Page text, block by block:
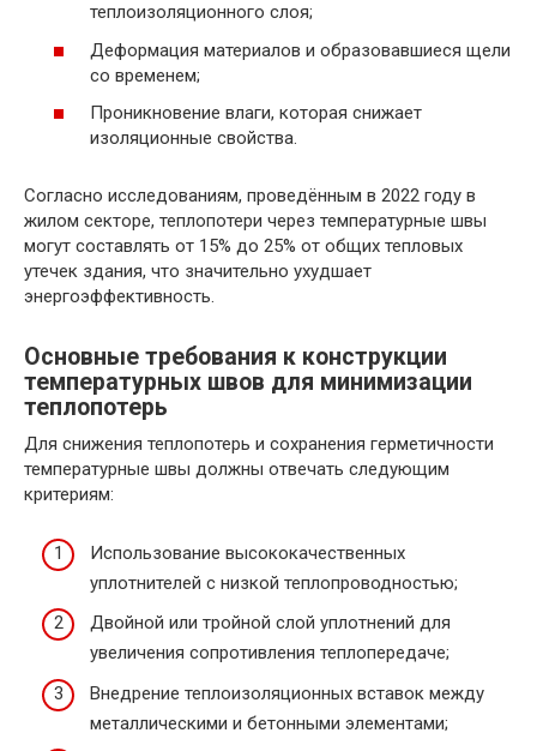
теплоизоляционного слоя;
Деформация материалов и образовавшиеся щели
со временем;
Проникновение влаги, которая снижает
изоляционные свойства.
Согласно исследованиям, проведённым в 2022 году в
жилом секторе, теплопотери через температурные швы
могут составлять от 15% до 25% от общих тепловых
утечек здания, что значительно ухудшает
энергоэффективность.
Основные требования к конструкции
температурных швов для минимизации
теплопотерь
Для снижения теплопотерь и сохранения герметичности
температурные швы должны отвечать следующим
критериям:
Использование высококачественных
уплотнителей с низкой теплопроводностью;
Двойной или тройной слой уплотнений для
увеличения сопротивления теплопередаче;
Внедрение теплоизоляционных вставок между
металлическими и бетонными элементами;